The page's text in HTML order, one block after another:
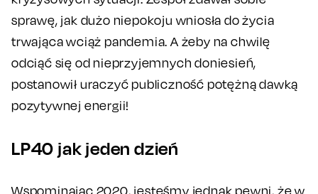
sprawę, jak dużo niepokoju wniosła do życia
trwająca wciąż pandemia. A żeby na chwilę
odciąć się od nieprzyjemnych doniesień,
postanowił uraczyć publiczność potężną dawką
pozytywnej energii!
LP40 jak jeden dzień
Wspominając 2020, jesteśmy jednak pewni, że w